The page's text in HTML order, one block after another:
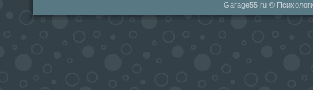
Garage55.ru ©